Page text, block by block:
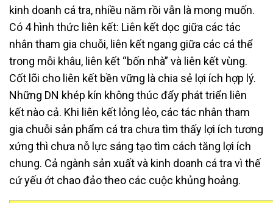
kinh doanh cá tra, nhiều năm rồi vẫn là mong muốn.
Có 4 hình thức liên kết: Liên kết dọc giữa các tác
nhân tham gia chuỗi, liên kết ngang giữa các cá thể
trong mỗi khâu, liên kết “bốn nhà” và liên kết vùng.
Cốt lõi cho liên kết bền vững là chia sẻ lợi ích hợp lý.
Những DN khép kín không thúc đẩy phát triển liên
kết nào cả. Khi liên kết lỏng lẻo, các tác nhân tham
gia chuỗi sản phẩm cá tra chưa tìm thấy lợi ích tương
xứng thì chưa nỗ lực sáng tạo tìm cách tăng lợi ích
chung. Cả ngành sản xuất và kinh doanh cá tra vì thế
cứ yếu ớt chao đảo theo các cuộc khủng hoảng.